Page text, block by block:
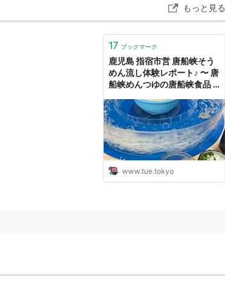
もっと見る
17 ブックマーク
鹿児島 指宿市営 唐船峡そう
めん流し体験レポート♪ 〜 唐
船峡めんつゆの唐船峡食品 -
www.tue.tokyo